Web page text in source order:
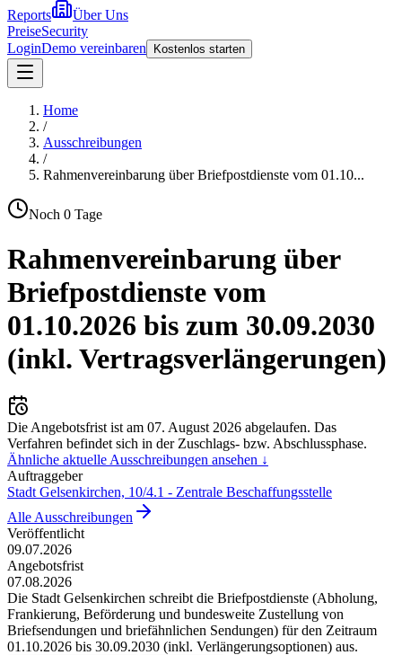
Reports
Über Uns
PreiseSecurity
LoginDemo vereinbaren Kostenlos starten
Home
/
Ausschreibungen
/
Rahmenvereinbarung über Briefpostdienste vom 01.10...
Noch 0 Tage
Rahmenvereinbarung über
Briefpostdienste vom
01.10.2026 bis zum 30.09.2030
(inkl. Vertragsverlängerungen)
Die Angebotsfrist ist am 07. August 2026 abgelaufen. Das
Verfahren befindet sich in der Zuschlags- bzw. Abschlussphase.
Ähnliche aktuelle Ausschreibungen ansehen ↓
Auftraggeber
Stadt Gelsenkirchen, 10/4.1 - Zentrale Beschaffungsstelle
Alle Ausschreibungen
Veröffentlicht
09.07.2026
Angebotsfrist
07.08.2026
Die Stadt Gelsenkirchen schreibt die Briefpostdienste (Abholung,
Frankierung, Beförderung und bundesweite Zustellung von
Briefsendungen und briefähnlichen Sendungen) für den Zeitraum
01.10.2026 bis 30.09.2030 (inkl. Verlängerungsoptionen) aus.